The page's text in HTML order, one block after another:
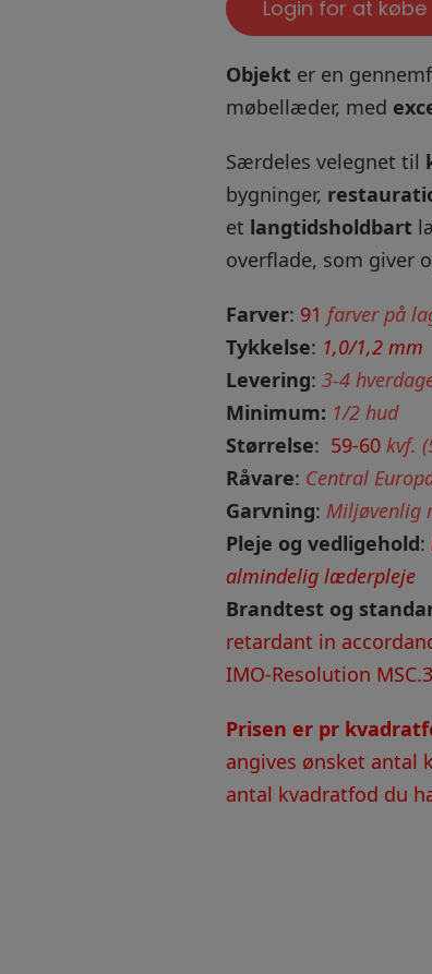
Login for at købe
Objekt er en
møbellæder, med
Særdeles velegnet til
bygninger,
et langtidsholdbart
overflade, som giver
Farver: 91 farver på
Tykkelse: 1,0/1,2 mm
Levering: 3-4
Minimum: 1/2 hud
Størrelse: 59-60 kvf.
Råvare: Central
Garvning: Miljøvenlig
Pleje og vedligehold:
almindelig læderpleje
Brandtest og
retardant in
IMO-Resolution
Prisen er pr
angives ønsket antal
antal kvadratfod du